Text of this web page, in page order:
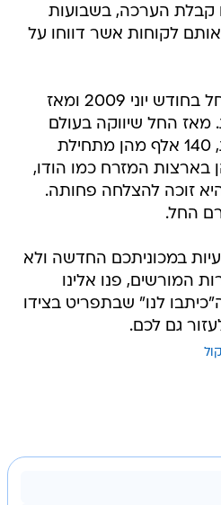
קבלת הערכה, בשבועות
אותם לקוחות אשר דווחו על
שיווק הקרוז בישראל החל בחודש יוני 2009 ומאז
מכוניות. מאז החל שיווקה בעולם
נמסרו 270 אלף מכוניות, 140 אלף מהן מתחילת
בארצות המזרח כמו הודו,
זוכה להצלחה פחותה.
החל.
במכוניתכם החדשה ולא
המורשים, פנו אלינו
לנו" שבתפריט בצידו
גם לכם.